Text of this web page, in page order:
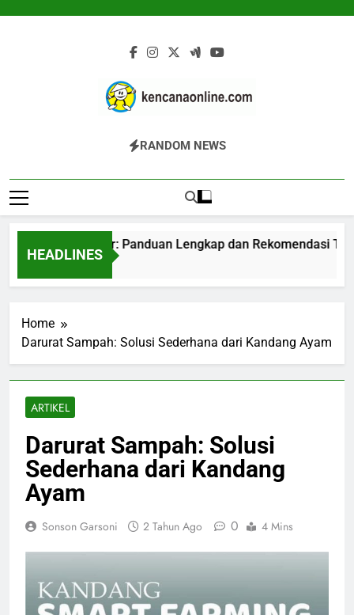
Kencana Online
Jasa Pengelolaan Sampah Kawasan
Dan Industri
RANDOM NEWS
HEADLINES
Komposter: Panduan Lengkap dan Rekomendasi
Jam Ago
Home
Darurat Sampah: Solusi Sederhana dari Kandang Ayam
ARTIKEL
Darurat Sampah: Solusi
Sederhana dari Kandang
Ayam
Sonson Garsoni 2 Tahun Ago 0 4 Mins